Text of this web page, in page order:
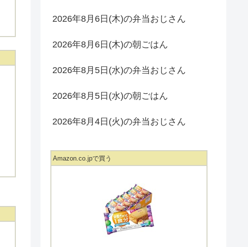
2026年8月6日(木)の弁当おじさん
2026年8月6日(木)の朝ごはん
2026年8月5日(水)の弁当おじさん
2026年8月5日(水)の朝ごはん
2026年8月4日(火)の弁当おじさん
Amazon.co.jpで買う